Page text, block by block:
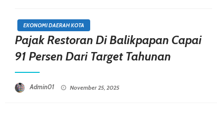
EKONOMI DAERAH KOTA
Pajak Restoran Di Balikpapan Capai
91 Persen Dari Target Tahunan
Admin01 November 25, 2025